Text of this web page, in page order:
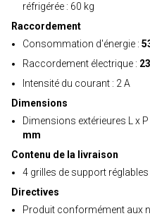
réfrigérée : 60 kg
Raccordement
Consommation d'énergie :
Raccordement électrique :
Intensité du courant : 2 A
Dimensions
Dimensions extérieures L x P
mm
Contenu de la livraison
4 grilles de support
Directives
Produit conformément aux